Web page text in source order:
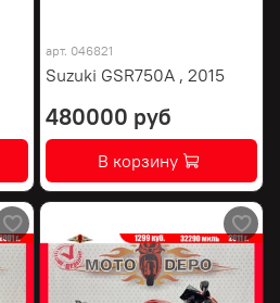
арт. 046821
Suzuki GSR750A , 2015
480000 руб
В корзину